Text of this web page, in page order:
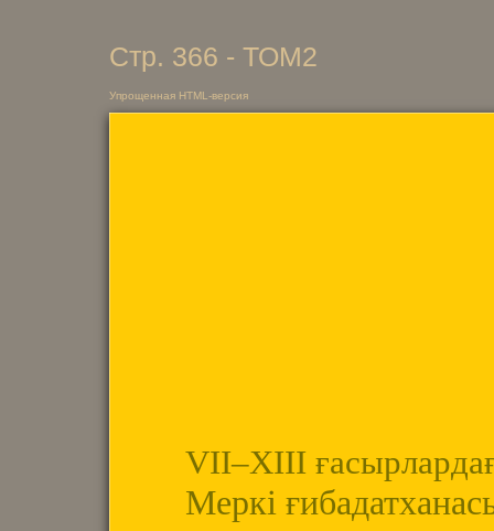
Стр. 366 - ТОМ2
Упрощенная HTML-версия
VII–XIII
Меркі